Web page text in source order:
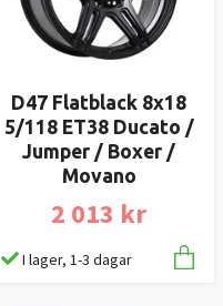
D47 Flatblack 8x18
5/118 ET38 Ducato /
Jumper / Boxer /
Movano
2 013 kr
I lager, 1-3 dagar